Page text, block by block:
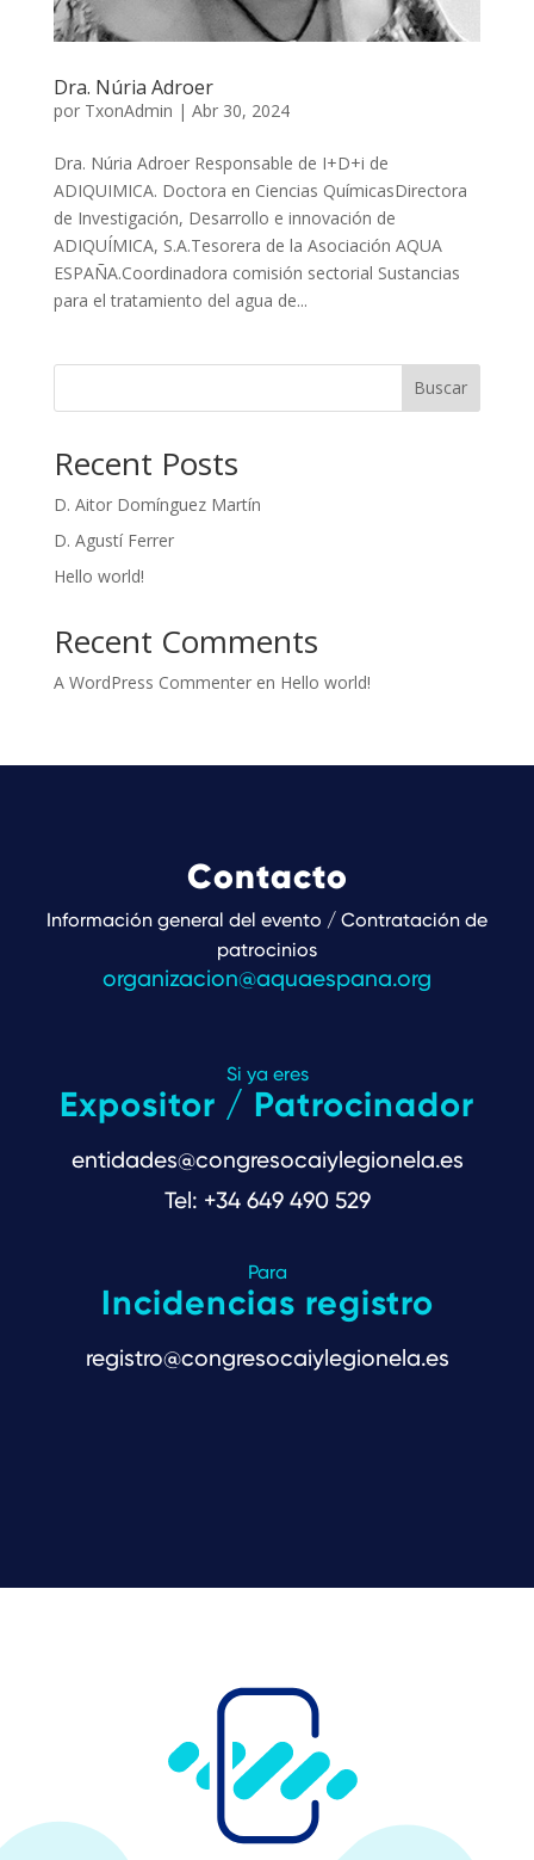
Dra. Núria Adroer
por TxonAdmin | Abr 30, 2024
Dra. Núria Adroer Responsable de I+D+i de
ADIQUIMICA. Doctora en Ciencias QuímicasDirectora
de Investigación, Desarrollo e innovación de
ADIQUÍMICA, S.A.Tesorera de la Asociación AQUA
ESPAÑA.Coordinadora comisión sectorial Sustancias
para el tratamiento del agua de...
Buscar
Recent Posts
D. Aitor Domínguez Martín
D. Agustí Ferrer
Hello world!
Recent Comments
A WordPress Commenteren Hello world!
Contacto
Información general del evento / Contratación de
patrocinios
organizacion@aquaespana.org
Si ya eres
Expositor / Patrocinador
entidades@congresocaiylegionela.es
Tel: +34 649 490 529
Para
Incidencias registro
registro@congresocaiylegionela.es